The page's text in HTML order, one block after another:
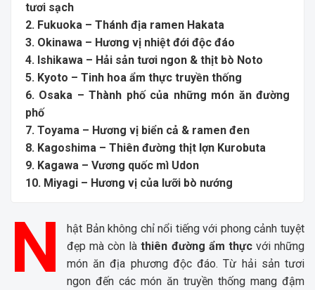
tươi sạch
2. Fukuoka – Thánh địa ramen Hakata
3. Okinawa – Hương vị nhiệt đới độc đáo
4. Ishikawa – Hải sản tươi ngon & thịt bò Noto
5. Kyoto – Tinh hoa ẩm thực truyền thống
6. Osaka – Thành phố của những món ăn đường
phố
7. Toyama – Hương vị biển cả & ramen đen
8. Kagoshima – Thiên đường thịt lợn Kurobuta
9. Kagawa – Vương quốc mì Udon
10. Miyagi – Hương vị của lưỡi bò nướng
N hật Bảnkhông chỉ nổi tiếng với phong cảnh tuyệt
đẹp mà còn làthiên đường ẩm thựcvới những
món ăn địa phương độc đáo. Từ hải sản tươi
ngon đến các món ăn truyền thống mang đậm